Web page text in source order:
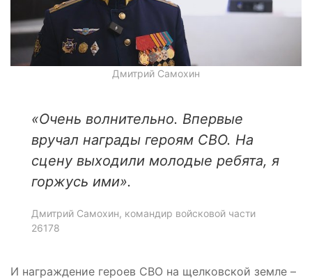
Дмитрий Самохин
«Очень волнительно. Впервые
вручал награды героям СВО. На
сцену выходили молодые ребята, я
горжусь ими».
Дмитрий Самохин, командир войсковой части
26178
И награждение героев СВО на щелковской земле –